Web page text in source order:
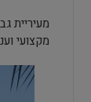
מעיריית
מקצועי